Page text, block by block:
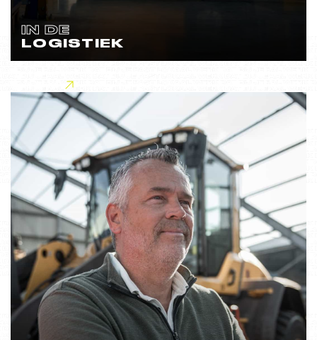
IN DE
LOGISTIEK